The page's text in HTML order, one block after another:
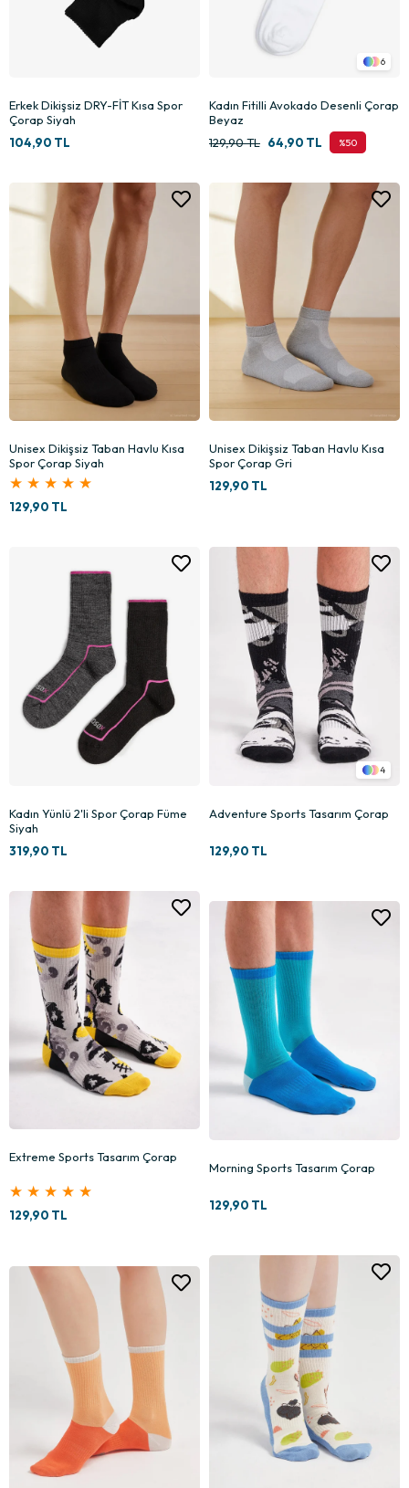
Erkek Dikişsiz DRY-FİT Kısa Spor
Çorap Siyah
104,90 TL
6
Kadın Fitilli Avokado Desenli Çorap
Beyaz
%50
64,90 TL
129,90 TL
Unisex Dikişsiz Taban Havlu Kısa
Spor Çorap Siyah
★ ★ ★ ★ ★
129,90 TL
Unisex Dikişsiz Taban Havlu Kısa
Spor Çorap Gri
129,90 TL
Kadın Yünlü 2'li Spor Çorap Füme
Siyah
319,90 TL
4
Adventure Sports Tasarım Çorap
129,90 TL
Extreme Sports Tasarım Çorap
★ ★ ★ ★ ★
129,90 TL
Morning Sports Tasarım Çorap
129,90 TL